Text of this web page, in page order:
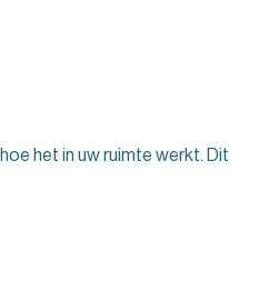
het in uw ruimte werkt. Dit